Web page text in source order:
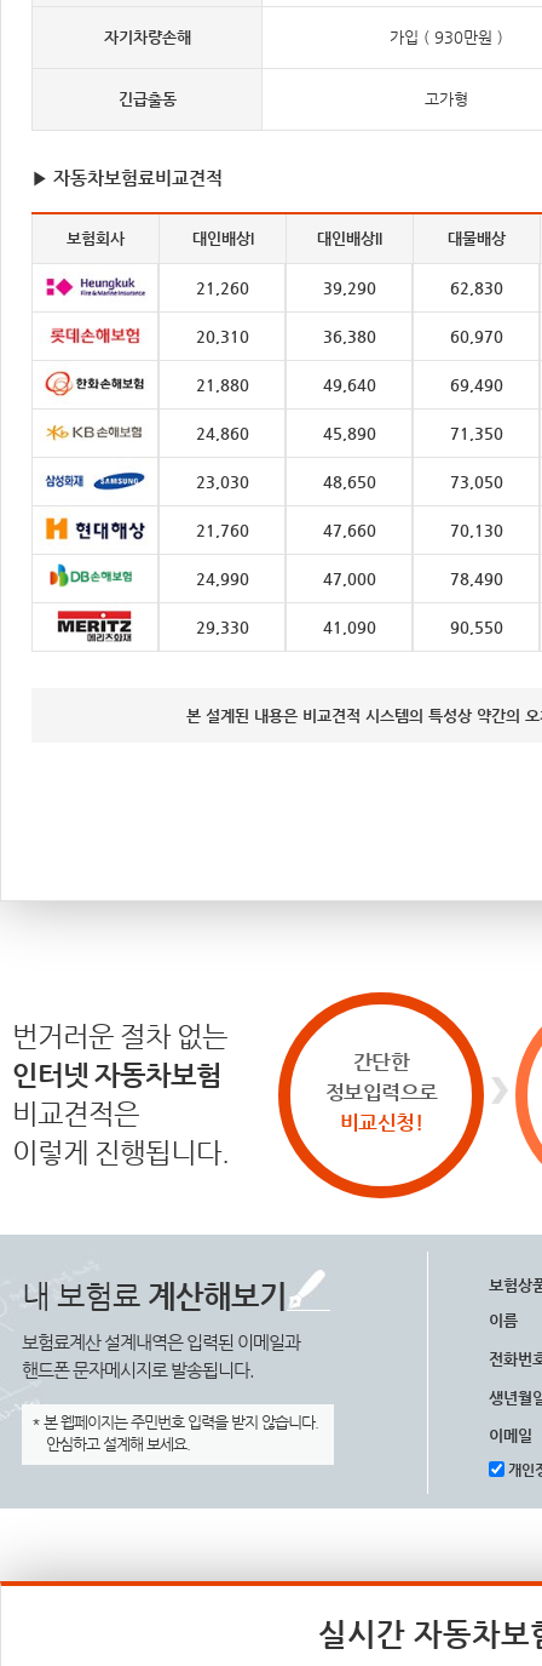
자기차량손해 가입 ( 930만원 )
긴급출동 고가형
▶ 자동차보험료비교견적
보험회사 대인배상I 대인배상II 대물배상
21,260 39,290 62,830
20,310 36,380 60,970
21,880 49,640 69,490
24,860 45,890 71,350
23,030 48,650 73,050
21,760 47,660 70,130
24,990 47,000 78,490
29,330 41,090 90,550
본 설계된 내용은 비교견적 시스템의 특성상 약간의
번거러운 절차 없는
인터넷 자동차보험
비교견적은
이렇게 진행됩니다.
간단한
정보입력으로
비교신청!
내 보험료 계산해보기
보험료계산 설계내역은 입력된 이메일과
핸드폰 문자메시지로 발송됩니다.
* 본 웹페이지는 주민번호 입력을 받지 않습니다.
안심하고 설계해 보세요.
보험상
이름
전화번
생년월
이메일
개인
실시간 자동차보